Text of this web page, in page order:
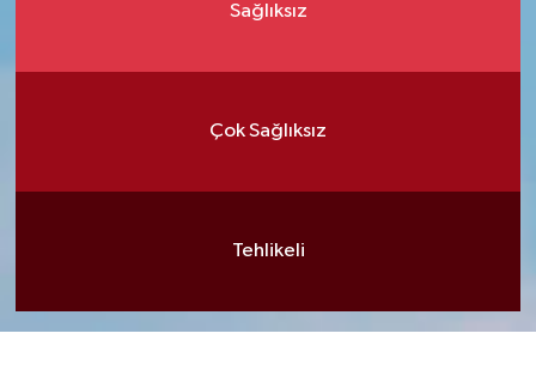
Sağlıksız
Çok Sağlıksız
Tehlikeli